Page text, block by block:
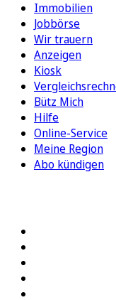
Immobilien
Jobbörse
Wir trauern
Anzeigen
Kiosk
Bütz Mich
Hilfe
Online-Service
Meine Region
Abo kündigen